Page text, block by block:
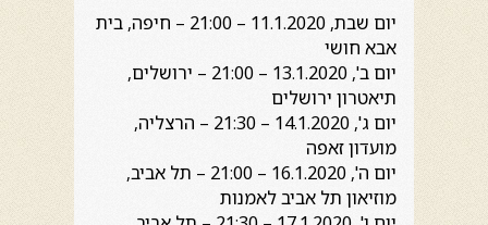
יום שבת, 11.1.2020 – 21:00 – חיפה, בית
אבא חושי
יום ב', 13.1.2020 – 21:00 – ירושלים,
תיאטרון ירושלים
יום ג', 14.1.2020 – 21:30 – הרצליה,
מועדון זאפה
יום ה', 16.1.2020 – 21:00 – תל אביב,
מוזיאון תל אביב לאמנות